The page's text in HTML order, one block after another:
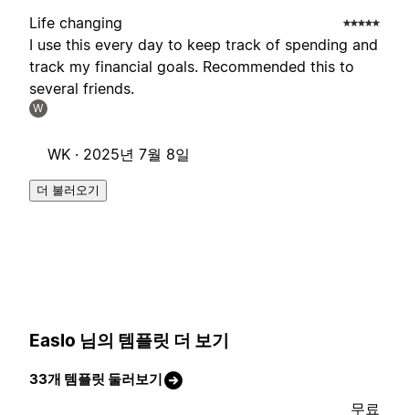
Life changing
I use this every day to keep track of spending and
track my financial goals. Recommended this to
several friends.
W
WK · 2025년 7월 8일
더 불러오기
Easlo 님의 템플릿 더 보기
33개 템플릿 둘러보기
무료